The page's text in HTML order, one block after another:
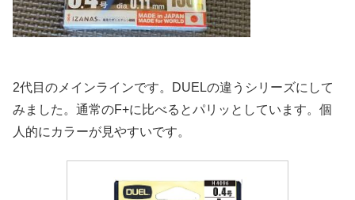
2代目のメインラインです。DUELの違うシリーズにして
みました。通常のF+に比べるとパリッとしています。個
人的にカラーが見やすいです。